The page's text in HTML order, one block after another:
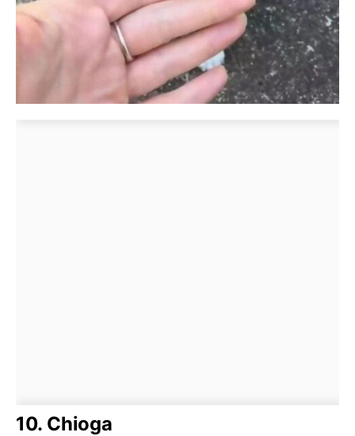
10. Chioga